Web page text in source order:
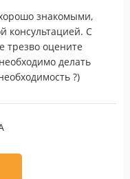
знакомыми,
консультацией. С
оцените
делать
?)